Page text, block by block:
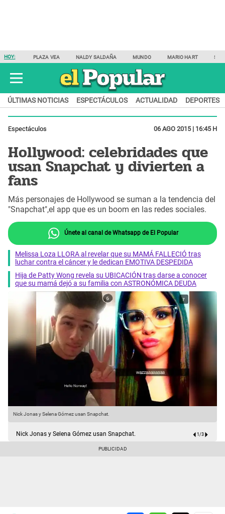
HOY: PLAZA VEA NALDY SALDAÑA MUNDO MARIO HART
ÚLTIMAS NOTICIAS ESPECTÁCULOS ACTUALIDAD DEPORTES
Espectáculos 06 AGO 2015 | 16:45 H
Hollywood: celebridades que
usan Snapchat y divierten a
fans
Más personajes de Hollywood se suman a la tendencia del
"Snapchat",el app que es un boom en las redes sociales.
Únete al canal de Whatsapp de El Popular
Melissa Loza LLORA al revelar que su MAMÁ FALLECIÓ tras
luchar contra el cáncer y le dedican EMOTIVA DESPEDIDA
Hija de Patty Wong revela su UBICACIÓN tras darse a conocer
que su mamá dejó a su familia con ASTRONÓMICA DEUDA
Nick Jonas y Selena Gómez usan Snapchat.
Nick Jonas y Selena Gómez usan Snapchat. 1/3